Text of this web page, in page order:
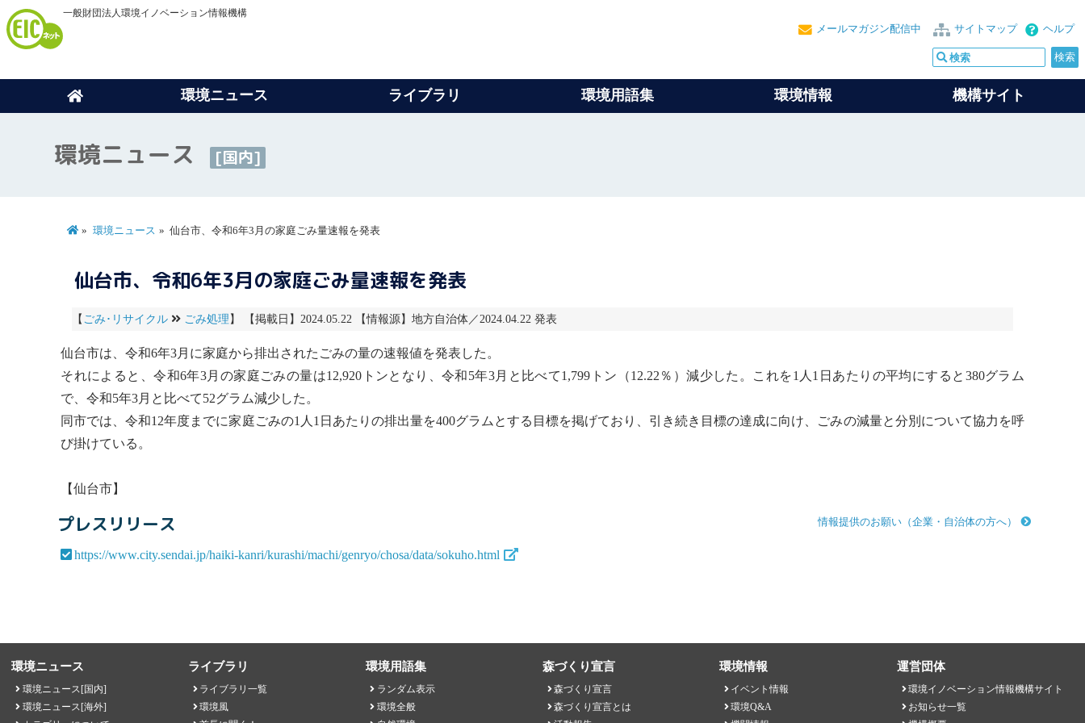
一般財団法人環境イノベーション情報機構
ヘルプ
サイトマップ
メールマガジン配信中
環境ニュース ライブラリ 環境用語集 環境情報 機構サイト
環境ニュース [国内]
環境ニュース 仙台市、令和6年3月の家庭ごみ量速報を発表
仙台市、令和6年3月の家庭ごみ量速報を発表
【 ごみ･リサイクル ごみ処理 】 【掲載日】2024.05.22 【情報源】地方自治体／2024.04.22 発表
仙台市は、令和6年3月に家庭から排出されたごみの量の速報値を発表した。
それによると、令和6年3月の家庭ごみの量は12,920トンとなり、令和5年3月と比べて1,799トン（12.22％）減少した。これを1人1日あたりの平均にすると380グラム
で、令和5年3月と比べて52グラム減少した。
同市では、令和12年度までに家庭ごみの1人1日あたりの排出量を400グラムとする目標を掲げており、引き続き目標の達成に向け、ごみの減量と分別について協力を呼
び掛けている。
【仙台市】
情報提供のお願い（企業・自治体の方へ）
プレスリリース
https://www.city.sendai.jp/haiki-kanri/kurashi/machi/genryo/chosa/data/sokuho.html
環境ニュース
環境ニュース[国内]
環境ニュース[海外]
ライブラリ
ライブラリ一覧
環境風
環境用語集
ランダム表示
環境全般
森づくり宣言
森づくり宣言
森づくり宣言とは
環境情報
イベント情報
環境Q&A
運営団体
環境イノベーション情報機構サイト
お知らせ一覧